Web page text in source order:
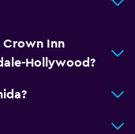
Crown Inn
Hollywood?